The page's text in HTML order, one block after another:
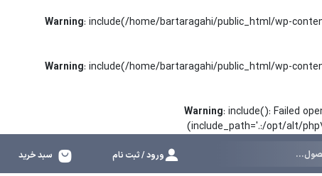
Warning: include(/home/bartaragahi/public_html/wp-
Warning: include(/home/bartaragahi/public_html/wp-
Warning: include(): Failed
(include_path='.:/opt/alt/
ورود / ثبت نام سبد خرید